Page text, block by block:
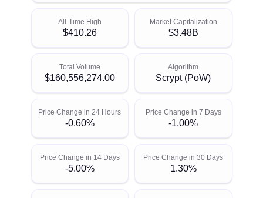
All-Time High
$410.26
Market Capitalization
$3.48B
Total Volume
$160,556,274.00
Algorithm
Scrypt (PoW)
Price Change in 24 Hours
-0.60%
Price Change in 7 Days
-1.00%
Price Change in 14 Days
-5.00%
Price Change in 30 Days
1.30%